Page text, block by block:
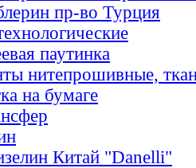
пр-во Турция
паутинка
нитепрошивные,
на бумаге
Китай "Danelli"